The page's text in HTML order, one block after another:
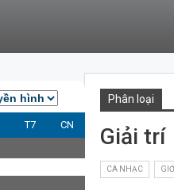
Phân loại
Giải trí
CA NHẠC
T7
CN